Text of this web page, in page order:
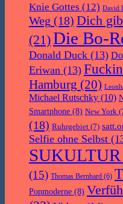
Knie Gottes (12) David
Weg (18) Dich
(21)Die Bo-
Donald Duck (13)
Eriwan (13)
Hamburg (20)
Michael Rutschky (10)
Smartphone (8) New York
(18) Ruhrgebiet (7)
Selfie ohne Selbst
SUKULTUR
(15) Thomas Bernhard (6)
Popmoderne (8)